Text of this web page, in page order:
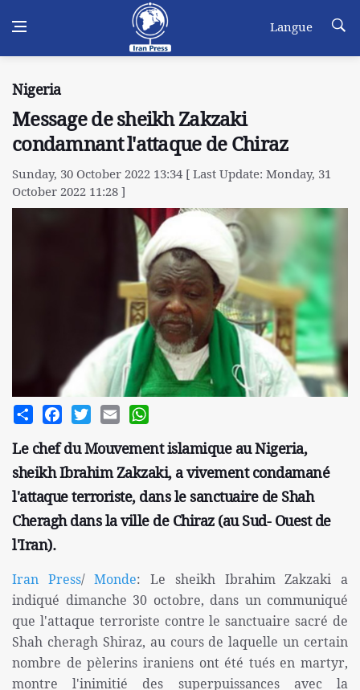
Langue
Nigeria
Message de sheikh Zakzaki
condamnant l'attaque de Chiraz
Sunday, 30 October 2022 13:34 [ Last Update: Monday, 31
October 2022 11:28 ]
Share FacebookTwitterEmail
Le chef du Mouvement islamique au Nigeria,
sheikh Ibrahim Zakzaki, a vivement condamané
l'attaque terroriste, dans le sanctuaire de Shah
Cheragh dans la ville de Chiraz (au Sud- Ouest de
l'Iran).
Iran Press/Monde: Le sheikh Ibrahim Zakzaki a
indiqué dimanche 30 octobre, dans un communiqué
que l'attaque terroriste contre le sanctuaire sacré de
Shah cheragh Shiraz, au cours de laquelle un certain
nombre de pèlerins iraniens ont été tués en martyr,
montre l'inimitié des superpuissances avec la